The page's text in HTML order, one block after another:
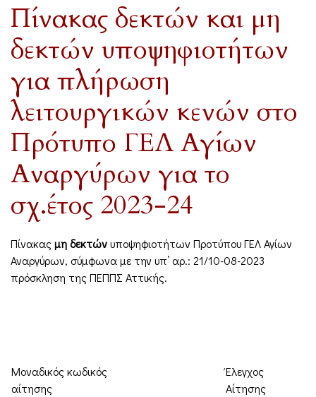
Πίνακας δεκτών και μη
δεκτών υποψηφιοτήτων
για πλήρωση
λειτουργικών κενών στο
Πρότυπο ΓΕΛ Αγίων
Αναργύρων για το
σχ.έτος 2023-24
Πίνακαςμη δεκτώνυποψηφιοτήτων Προτύπου ΓΕΛ Αγίων
Αναργύρων, σύμφωνα με την υπ’ αρ.: 21/10-08-2023
πρόσκληση της ΠΕΠΠΣ Αττικής.
Μοναδικός κωδικός
αίτησης
Έλεγχος
Αίτησης